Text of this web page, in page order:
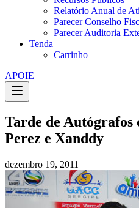
Relatório Anual de
Parecer Conselho
Parecer Auditoria
Tenda
Carrinho
APOIE
Tarde de Autógrafos
Perez e Xanddy
dezembro 19, 2011